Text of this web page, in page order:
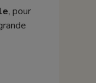
, pour